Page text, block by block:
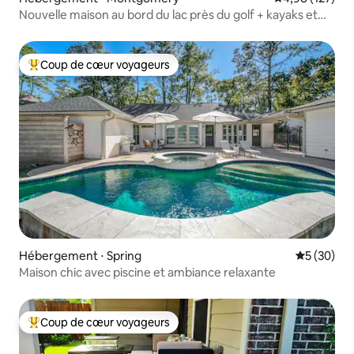
Nouvelle maison au bord du lac près du golf + kayaks et
Coups de cœur voyageurs les plus appréciés
Coup de cœur voyageurs
Hébergement ⋅ Spring
5 (30)
Maison chic avec piscine et ambiance relaxante
Coups de cœur voyageurs les plus appréciés
Coup de cœur voyageurs